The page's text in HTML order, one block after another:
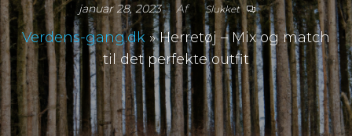
januar 28, 2023 Af Slukket
Verdens-gang.dk »Herretøj – Mix og match
til det perfekte outfit